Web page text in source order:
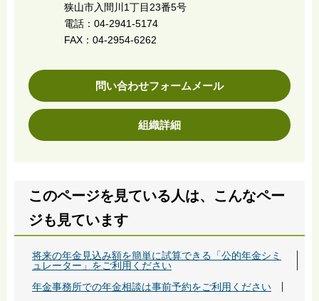
狭山市入間川1丁目23番5号
電話：04-2941-5174
FAX：04-2954-6262
問い合わせフォームメール
組織詳細
このページを見ている人は、こんなペー
ジも見ています
将来の年金見込み額を簡単に試算できる「公的年金シミ
ュレーター」をご利用ください
年金事務所での年金相談は事前予約をご利用ください